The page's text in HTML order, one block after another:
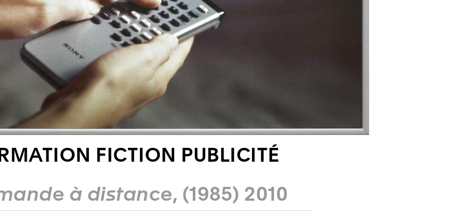
FICTION PUBLICITÉ
à distance, (1985) 2010